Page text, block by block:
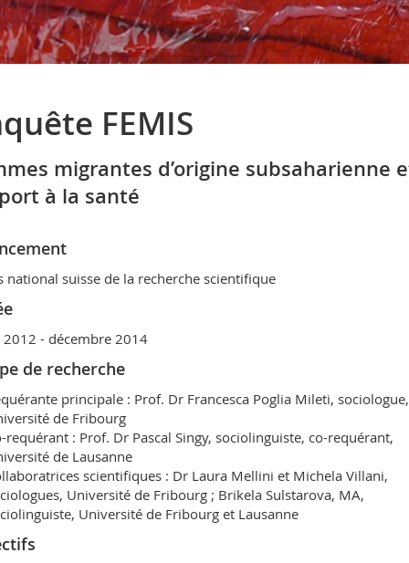
FEMIS
migrantes d’origine subsaharienne
à la santé
national suisse de la recherche scientifique
2012 - décembre 2014
de recherche
principale : Prof. Dr Francesca Poglia Mileti, sociologue,
de Fribourg
requérant : Prof. Dr Pascal Singy, sociolinguiste, co-requérant,
de Lausanne
scientifiques : Dr Laura Mellini et Michela Villani,
Université de Fribourg ; Brikela Sulstarova, MA,
Université de Fribourg et Lausanne